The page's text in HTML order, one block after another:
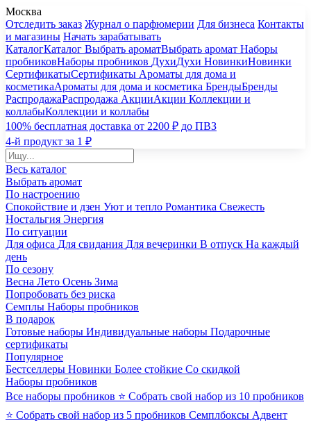
Москва
Отследить заказ Журнал о парфюмерии Для бизнеса Контакты
и магазины Начать зарабатывать
КаталогКаталог Выбрать ароматВыбрать аромат Наборы
пробниковНаборы пробников ДухиДухи НовинкиНовинки
СертификатыСертификаты Ароматы для дома и
косметикаАроматы для дома и косметика БрендыБренды
РаспродажаРаспродажа АкцииАкции Коллекции и
коллабыКоллекции и коллабы
100% бесплатная доставка от 2200 ₽ до ПВЗ
4-й продукт за 1 ₽
Весь каталог
Выбрать аромат
По настроению
Спокойствие и дзен Уют и тепло Романтика Свежесть
Ностальгия Энергия
По ситуации
Для офиса Для свидания Для вечеринки В отпуск На каждый
день
По сезону
Весна Лето Осень Зима
Попробовать без риска
Семплы Наборы пробников
В подарок
Готовые наборы Индивидуальные наборы Подарочные
сертификаты
Популярное
Бестселлеры Новинки Более стойкие Со скидкой
Наборы пробников
Все наборы пробников ⭐ Собрать свой набор из 10 пробников
⭐ Собрать свой набор из 5 пробников Семплбоксы Адвент